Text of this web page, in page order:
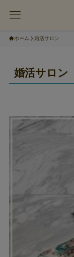
ホーム 婚活サロン
婚活サロン